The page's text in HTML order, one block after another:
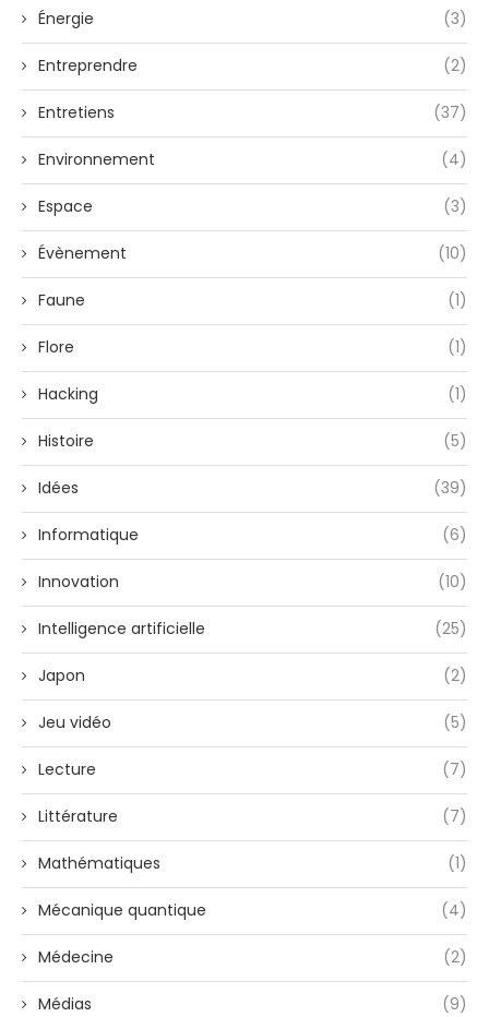
Énergie (3)
Entreprendre (2)
Entretiens (37)
Environnement (4)
Espace (3)
Évènement (10)
Faune (1)
Flore (1)
Hacking (1)
Histoire (5)
Idées (39)
Informatique (6)
Innovation (10)
Intelligence artificielle (25)
Japon (2)
Jeu vidéo (5)
Lecture (7)
Littérature (7)
Mathématiques (1)
Mécanique quantique (4)
Médecine (2)
Médias (9)